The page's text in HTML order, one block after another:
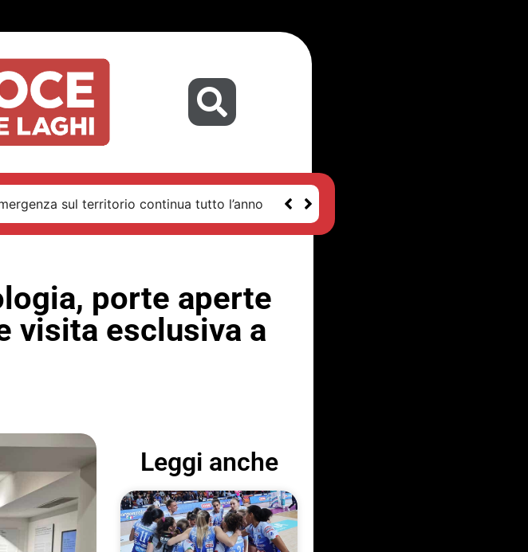
sul territorio continua tutto l’anno
porte aperte
visita esclusiva a
Leggi anche